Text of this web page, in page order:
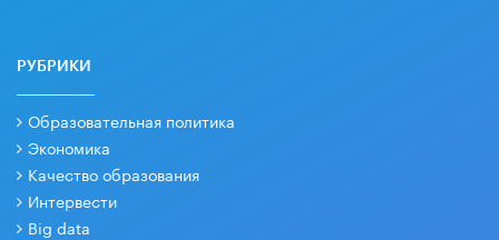
РУБРИКИ
Образовательная политика
Экономика
Качество образования
Интервести
Big data